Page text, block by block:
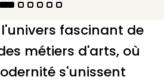
fascinant de
métiers d'arts, où
s'unissent